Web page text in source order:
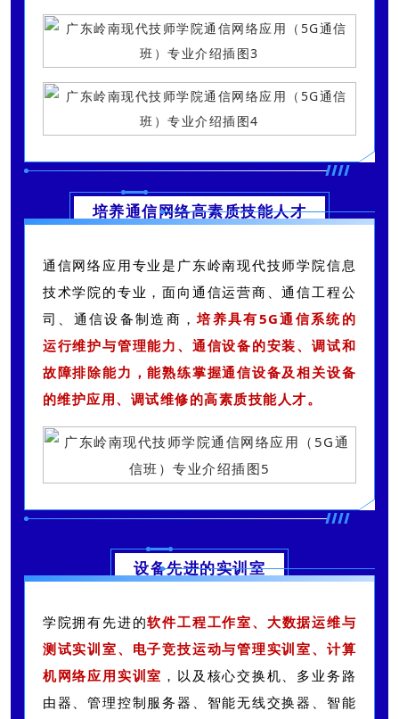
培养通信网络高素质技能人才
通信网络应用专业是广东岭南现代技师学院信息
技术学院的专业，面向通信运营商、通信工程公
司、通信设备制造商，培养具有5G通信系统的
运行维护与管理能力、通信设备的安装、调试和
故障排除能力，能熟练掌握通信设备及相关设备
的维护应用、调试维修的高素质技能人才。
设备先进的实训室
学院拥有先进的软件工程工作室、大数据运维与
测试实训室、电子竞技运动与管理实训室、计算
机网络应用实训室 ，以及核心交换机、多业务路
由器、管理控制服务器、智能无线交换器、智能